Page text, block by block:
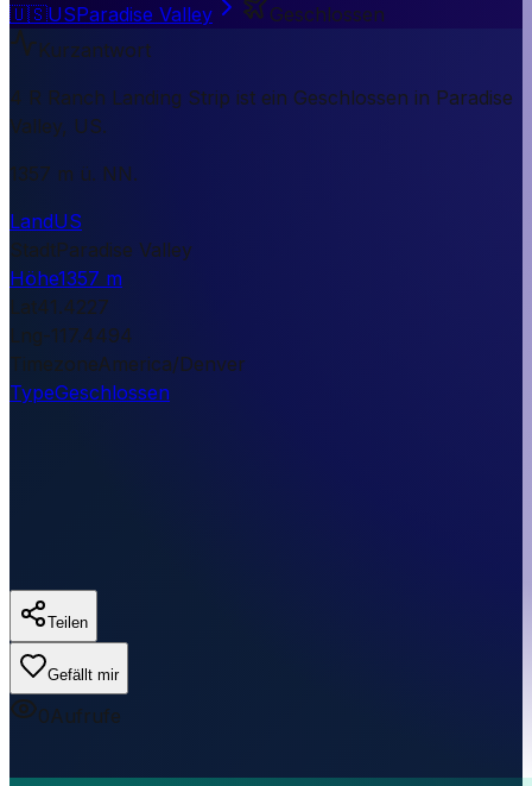
🇺🇸USParadise Valley
Geschlossen
Kurzantwort
4 R Ranch Landing Strip ist ein Geschlossen in Paradise
Valley, US.
1357 m ü. NN.
LandUS
StadtParadise Valley
Höhe1357 m
Lat41.4227
Lng-117.4494
TimezoneAmerica/Denver
TypeGeschlossen
Teilen
Gefällt mir
0Aufrufe